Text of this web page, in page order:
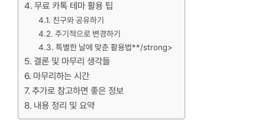
무료 카톡 테마 활용 팁
친구와 공유하기
주기적으로 변경하기
특별한 날에 맞춘 활용법**/strong>
결론 및 마무리 생각들
마무리하는 시간
추가로 참고하면 좋은 정보
내용 정리 및 요약